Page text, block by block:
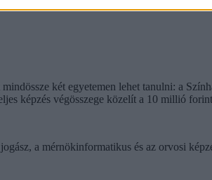
két egyetemen lehet tanulni: a
képzés végösszege közelít a 10 millió
a mérnökinformatikus és az orvosi